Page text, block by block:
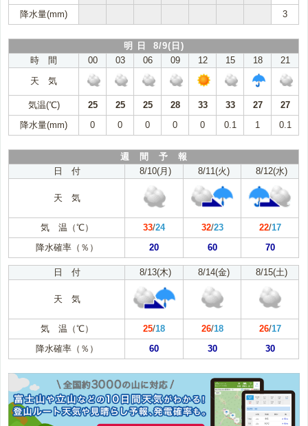
降水量(mm)
3
明 日 8/9(日)
時 間
00 03 06 09 12 15 18
21
天 気
気温(℃) 25 25 25 28 33 33 27
27
降水量(mm)
0 0 0 0 0 0.1 1 0.1
週 間 予 報
日 付
8/10(月) 8/11(火) 8/12(水)
天 気
気 温（℃） 33/24 32/23 22/17
降水確率（％）
20 60 70
日 付 8/13(木) 8/14(金) 8/15(土)
天 気
気 温（℃） 25/18 26/18 26/17
降水確率（％）
60 30 30